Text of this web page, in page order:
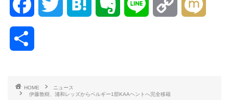
HOME
ニュース
伊藤敦樹、浦和レッズからベルギー1部KAAヘントへ完全移籍